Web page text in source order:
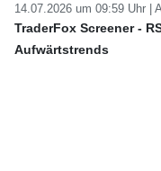
14.07.2026 um 09:59 Uhr |
TraderFox Screener -
Aufwärtstrends